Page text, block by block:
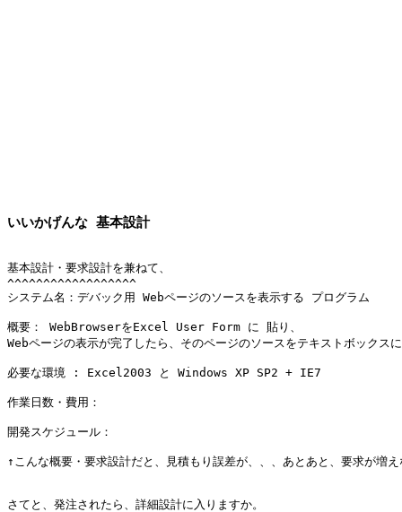
いいかげんな 基本設計
基本設計・要求設計を兼ねて、
^^^^^^^^^^^^^^^^^^
システム名：デバック用 Webページのソースを表示する プログラム
概要： WebBrowserをExcel User Form に 貼り、
Webページの表示が完了したら、そのページのソースをテキストボックス
必要な環境 : Excel2003 と Windows XP SP2 + IE7
作業日数・費用：
開発スケジュール：
↑こんな概要・要求設計だと、見積もり誤差が、、、あとあと、要求が増
さてと、発注されたら、詳細設計に入りますか。